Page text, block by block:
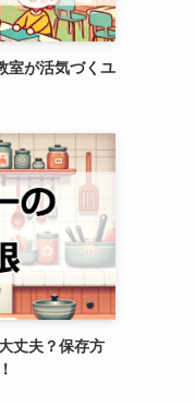
室が活気づくユ
丈夫？保存方